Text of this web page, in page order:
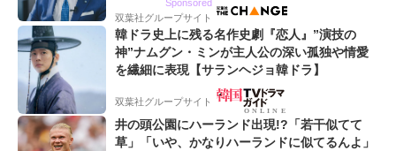
Sponsored
双葉社グループサイト
韓ドラ史上に残る名作史劇『恋人』”演技の
神”ナムグン・ミンが主人公の深い孤独や情愛
を繊細に表現【サランヘジョ韓ドラ】
双葉社グループサイト
井の頭公園にハーランド出現!?「若干似てて
草」「いや、かなりハーランドに似てるんよ」